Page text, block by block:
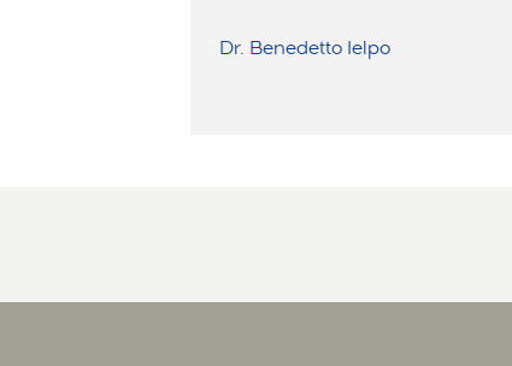
Dr. Benedetto Ielpo